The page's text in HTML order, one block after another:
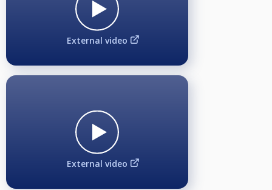
External video
External video